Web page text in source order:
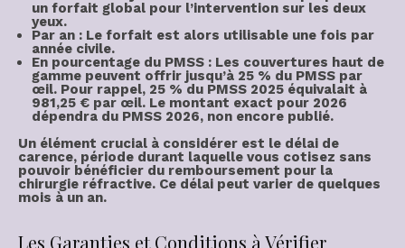
un forfait global pour l’intervention sur les deux
yeux.
Par an : Le forfait est alors utilisable une fois par
année civile.
En pourcentage du PMSS : Les couvertures haut de
gamme peuvent offrir jusqu’à 25 % du PMSS par
œil. Pour rappel, 25 % du PMSS 2025 équivalait à
981,25 € par œil. Le montant exact pour 2026
dépendra du PMSS 2026, non encore publié.
Un élément crucial à considérer est le délai de
carence, période durant laquelle vous cotisez sans
pouvoir bénéficier du remboursement pour la
chirurgie réfractive. Ce délai peut varier de quelques
mois à un an.
Les Garanties et Conditions à Vérifier